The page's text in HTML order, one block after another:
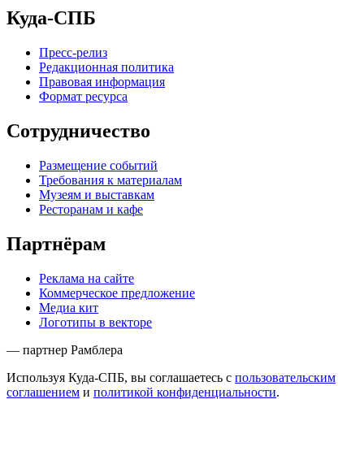
Куда-СПБ
Пресс-релиз
Редакционная политика
Правовая информация
Формат ресурса
Сотрудничество
Размещение событий
Требования к материалам
Музеям и выставкам
Ресторанам и кафе
Партнёрам
Реклама на сайте
Коммерческое предложение
Медиа кит
Логотипы в векторе
— партнер Рамблера
Используя Куда-СПБ, вы соглашаетесь с пользовательским
соглашением и политикой конфиденциальности.